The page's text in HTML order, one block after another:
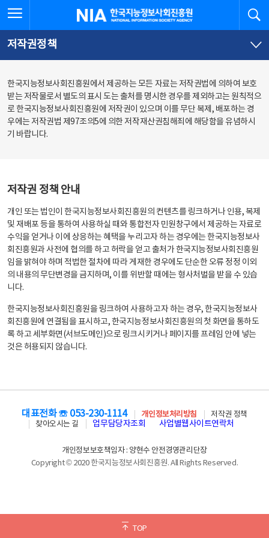
문
로
가
체
뉴
바
가
한국지능정보사회진흥원
저작권정책
한국지능정보사회진흥원에서 제공하는 모든 자료는 저작권법에 의하여 보호
받는 저작물로서 별도의 표시 도는 출처를 명시한 경우를 제외하고는 원칙적으
로 한국지능정보사회진흥원에 저작권이 있으며 이를 무단 복제, 배포하는 경
우에는 저작권법 제97조의5에 의한 저작재산권침해죄에 해당함을 유념하시
기 바랍니다.
저작권 정책 안내
개인 또는 법인이 한국지능정보사회진흥원의 컨텐츠를 링크하거나 인용, 복제
및 재배포 등을 통하여 사용하실 때와 통합전자 민원창구에서 제공하는 자료로
수익을 얻거나 이에 상응하는 혜택을 누리고자 하는 경우에는 한국지능정보사
회진흥원과 사전에 협의를 하고 허락을 얻고 출처가 한국지능정보사회진흥원
임을 밝혀야 하며 적법한 절차에 따라 게재한 경우에도 단순한 오류 정정 이외
의 내용의 무단변경을 금지하며, 이를 위반할 때에는 형사처벌을 받을 수 있습
니다.
한국지능정보사회진흥원을 링크하여 사용하고자 하는 경우, 한국지능정보사
회진흥원에 연결됨을 표시하고, 한국지능정보사회진흥원의 첫 화면을 통하도
록 하고 세부화면(서브도메인)으로 링크시키거나 페이지를 프레임 안에 넣는
것은 허용되지 않습니다.
TOP
대표전화 ☏ 053-230-1114 개인정보처리방침
저작권 정책
찾아오시는 길
업무담당자조회 사업별웹사이트연락처
개인정보보호책임자 : 양현수 안전경영관리단장
Copyright © 2020 한국지능정보사회진흥원. All Rights Reserved.